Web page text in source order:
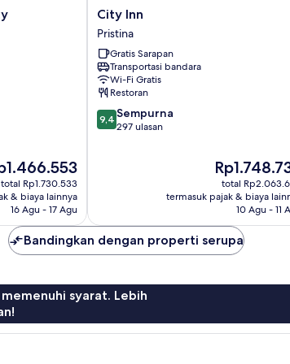
total Rp1.730.533
& biaya lainnya
16 Agu - 17 Agu
City
Inn
Pristina
City Inn
Pristina
Gratis Sarapan
Transportasi bandara
Wi-Fi Gratis
Restoran
9.4
dari
9,4 Sempurna
297 ulasan
Harga
sekarang
Rp1.748.738
total
termasuk pajak & biaya
10 Agu - 11
Bandingkan dengan properti serupa
syarat. Lebih